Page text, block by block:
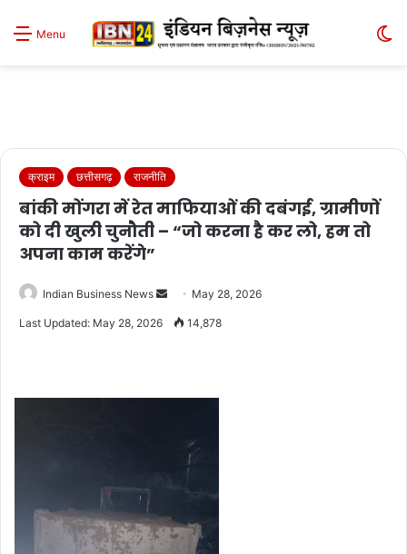
Menu
क्राइम छत्तीसगढ़ राजनीति
बांकी मोंगरा में रेत माफियाओं की दबंगई, ग्रामीणों
को दी खुली चुनौती – “जो करना है कर लो, हम तो
अपना काम करेंगे”
Indian Business News
Send
an
May 28, 2026
Last Updated: May 28, 2026 14,878